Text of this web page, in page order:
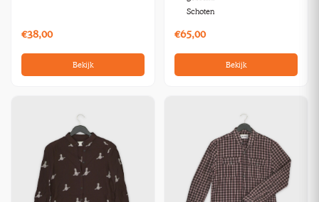
€38,00
Bekijk
Schoten
€65,00
Bekijk